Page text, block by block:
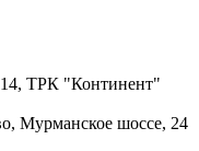
14, ТРК "Континент"
Мурманское шоссе, 24